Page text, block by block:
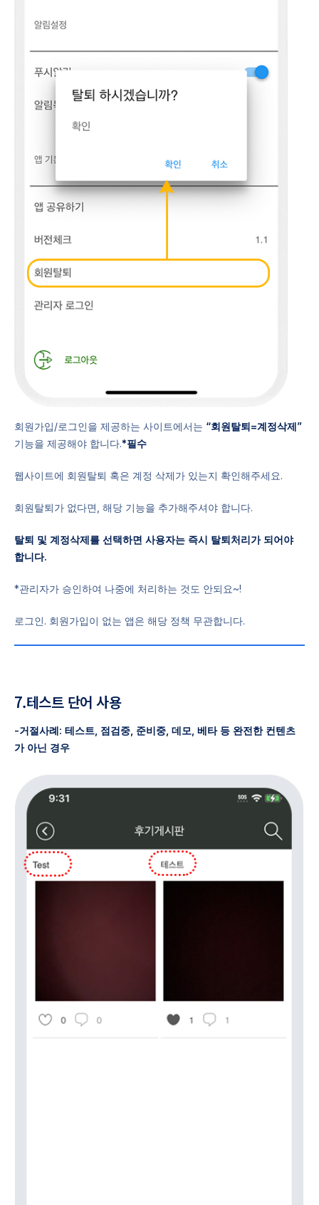
회원가입/로그인을 제공하는 사이트에서는 “회원탈퇴=계정삭제”
기능을 제공해야 합니다.*필수
웹사이트에 회원탈퇴 혹은 계정 삭제가 있는지 확인해주세요.
회원탈퇴가 없다면, 해당 기능을 추가해주셔야 합니다.
탈퇴 및 계정삭제를 선택하면 사용자는 즉시 탈퇴처리가 되어야
합니다.
*관리자가 승인하여 나중에 처리하는 것도 안되요~!
로그인. 회원가입이 없는 앱은 해당 정책 무관합니다.
7.테스트 단어 사용
-거절사례: 테스트, 점검중, 준비중, 데모, 베타 등 완전한 컨텐츠
가 아닌 경우